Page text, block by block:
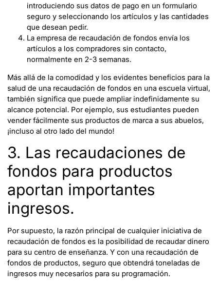
introduciendo sus datos de pago en un formulario
seguro y seleccionando los artículos y las cantidades
que desean pedir.
La empresa de recaudación de fondos envía los
artículos a los compradores sin contacto,
normalmente en 2-3 semanas.
Más allá de la comodidad y los evidentes beneficios para la
salud de una recaudación de fondos en una escuela virtual,
también significa que puede ampliar indefinidamente su
alcance potencial. Por ejemplo, sus estudiantes pueden
vender fácilmente sus productos de marca a sus abuelos,
¡incluso al otro lado del mundo!
3. Las recaudaciones de
fondos para productos
aportan importantes
ingresos.
Por supuesto, la razón principal de cualquier iniciativa de
recaudación de fondos es la posibilidad de recaudar dinero
para su centro de enseñanza. Y con una recaudación de
fondos de productos, seguro que obtendrá toneladas de
ingresos muy necesarios para su programación.